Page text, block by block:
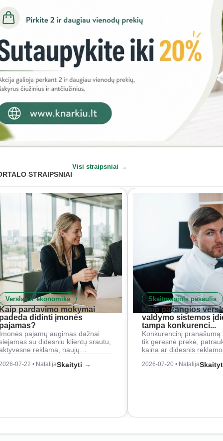
STRAIPSNIAI
Visi straipsniai →
Verslas ir ekonomika
pardavimo mokymai
didinti įmonės
pajamų augimas dažnai
su didesniu klientų srautu,
reklama, naujų…
07-22 • NatalijaSkaityti →
Skaitmeninis pasaulis
Kaip pažangios
valdymo sistemos
tampa konkurenci...
Konkurencinį pranašumą
tik geresnė prekė,
kaina ar didesnis
2026-07-20 • Natalija